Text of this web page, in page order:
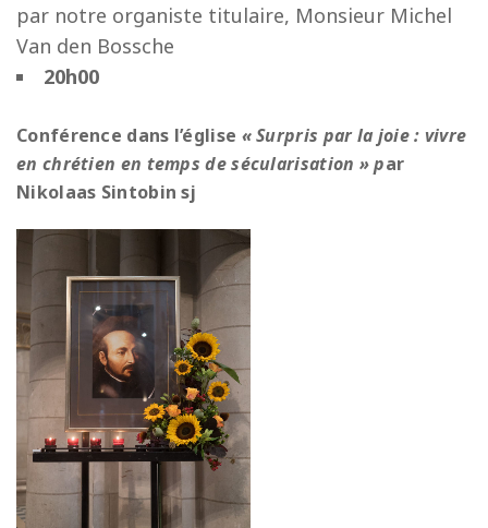
par notre organiste titulaire, Monsieur Michel
Van den Bossche
20h00
Conférence dans l’église « Surpris par la joie : vivre
en chrétien en temps de sécularisation » par
Nikolaas Sintobin sj